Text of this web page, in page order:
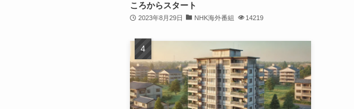
ころからスタート
2023年8月29日 NHK海外番組 14219